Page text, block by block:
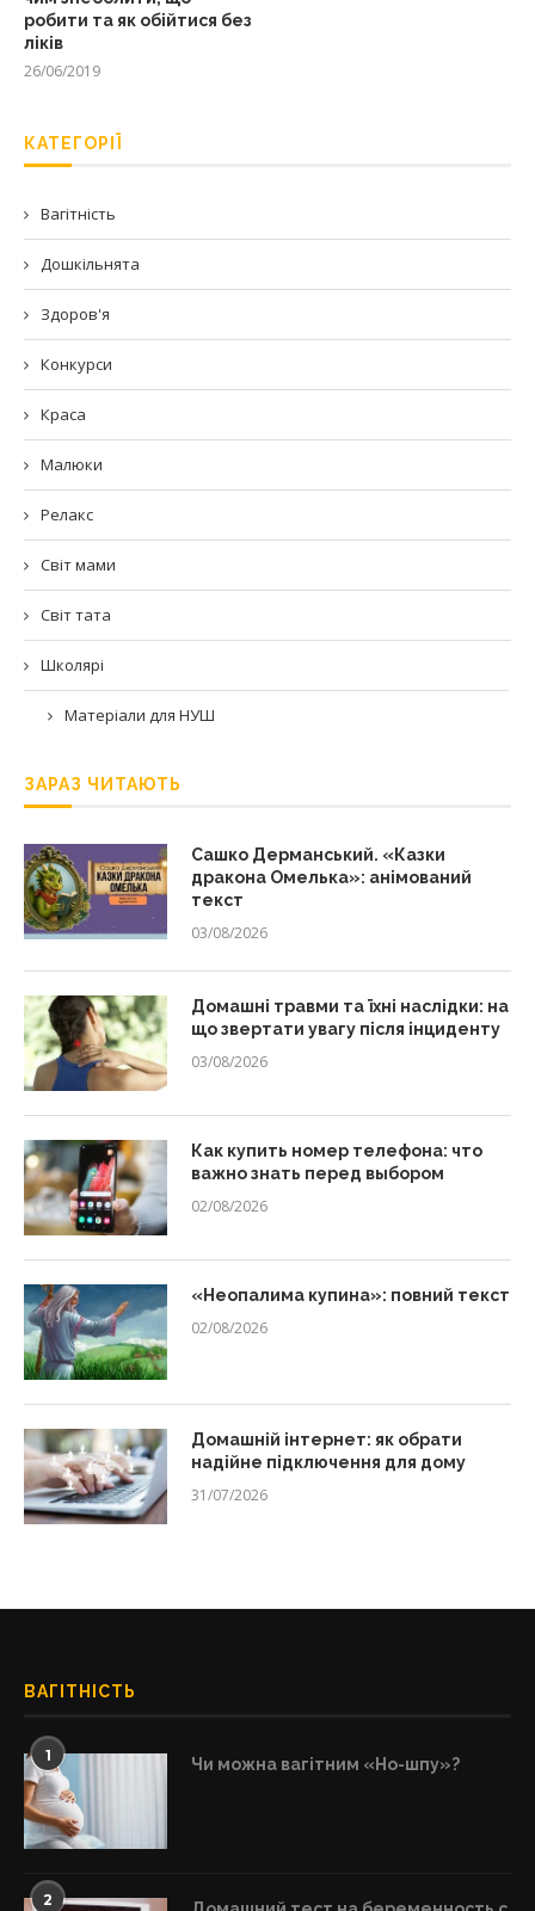
робити та як обійтися без
ліків
26/06/2019
КАТЕГОРІЇ
Вагітність
Дошкільнята
Здоров'я
Конкурси
Краса
Малюки
Релакс
Світ мами
Світ тата
Школярі
Матеріали для НУШ
ЗАРАЗ ЧИТАЮТЬ
Сашко Дерманський. «Казки
дракона Омелька»: анімований
текст
03/08/2026
Домашні травми та їхні наслідки: на
що звертати увагу після інциденту
03/08/2026
Как купить номер телефона: что
важно знать перед выбором
02/08/2026
«Неопалима купина»: повний текст
02/08/2026
Домашній інтернет: як обрати
надійне підключення для дому
31/07/2026
ВАГІТНІСТЬ
1 Чи можна вагітним «Но-шпу»?
2